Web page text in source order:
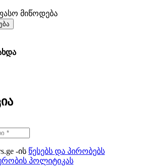
მიწოდება
-ის წესებს და პირობებს
პოლიტიკას